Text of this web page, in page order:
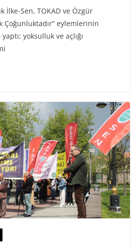
İlke-Sen, TOKAD ve Özgür
Çoğunluktadır” eylemlerinin
yoksulluk ve açlığı